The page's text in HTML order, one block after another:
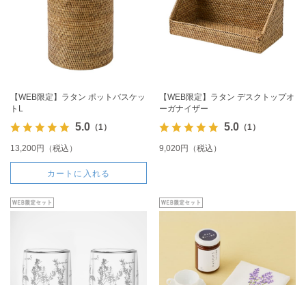
【WEB限定】ラタン ポットバスケッ
トL
5.0（1）
13,200円（税込）
カートに入れる
【WEB限定】ラタン デスクトップオ
ーガナイザー
5.0（1）
9,020円（税込）